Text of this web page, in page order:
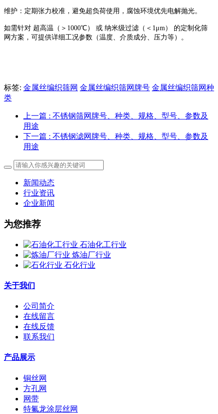
‌维护‌：定期张力校准，避免超负荷使用，腐蚀环境优先电解抛光。
如需针对 ‌超高温（＞1000℃）‌ 或 ‌纳米级过滤（＜1μm）‌ 的定制化筛
网方案，可提供详细工况参数（温度、介质成分、压力等）。
标签: 金属丝编织筛网 金属丝编织筛网牌号 金属丝编织筛网种
类
上一篇 : 不锈钢筛网牌号、种类、规格、型号、参数及
用途
下一篇 : 不锈钢滤网牌号、种类、规格、型号、参数及
用途
新闻动态
行业资讯
企业新闻
为您推荐
石油化工行业
炼油厂行业
石化行业
关于我们
公司简介
在线留言
在线反馈
联系我们
产品展示
铜丝网
方孔网
网带
特氟龙涂层丝网